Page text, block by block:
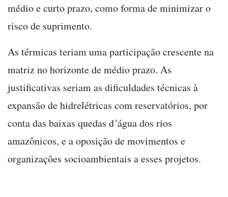
médio e curto prazo, como forma de minimizar o
risco de suprimento.
As térmicas teriam uma participação crescente na
matriz no horizonte de médio prazo. As
justificativas seriam as dificuldades técnicas à
expansão de hidrelétricas com reservatórios, por
conta das baixas quedas d´água dos rios
amazônicos, e a oposição de movimentos e
organizações socioambientais a esses projetos.